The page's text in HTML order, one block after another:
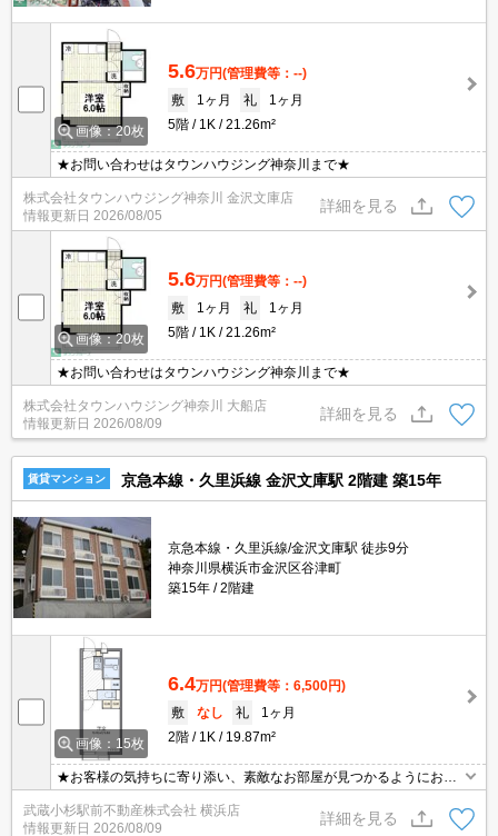
画像：20枚
5.6万円(管理費等：--)
敷
1ヶ月 礼
1ヶ月
5階
1K 21.26m²
★お問い合わせはタウンハウジング神奈川まで★
株式会社タウンハウジング神奈川 金沢文庫店
情報更新日 2026/08/05
詳細を見る
画像：20枚
5.6万円(管理費等：--)
敷
1ヶ月 礼
1ヶ月
5階
1K 21.26m²
★お問い合わせはタウンハウジング神奈川まで★
株式会社タウンハウジング神奈川 大船店
情報更新日 2026/08/09
詳細を見る
賃貸マンション 京急本線・久里浜線 金沢文庫駅 2階建 築15年
京急本線・久里浜線/金沢文庫駅 徒歩9分
神奈川県横浜市金沢区谷津町
築15年
2階建
画像：15枚
6.4万円(管理費等：6,500円)
敷
なし 礼
1ヶ月
2階
1K 19.87m²
★お客様の気持ちに寄り添い、素敵なお部屋が見つかるようにお手
伝いさせて頂きます♪★入居に関するご相談などお気軽にお問い合わ
せくださいませ♪♪
武蔵小杉駅前不動産株式会社 横浜店
情報更新日 2026/08/09
詳細を見る